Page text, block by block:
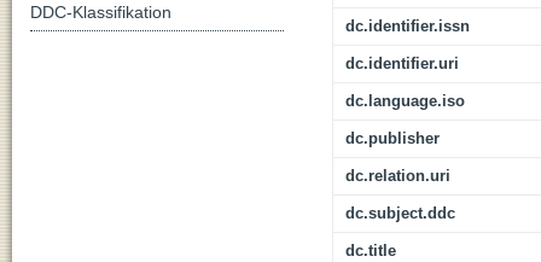
dc.identifier.issn
dc.identifier.uri
dc.language.iso
dc.publisher
dc.relation.uri
dc.subject.ddc
dc.title
DDC-Klassifikation